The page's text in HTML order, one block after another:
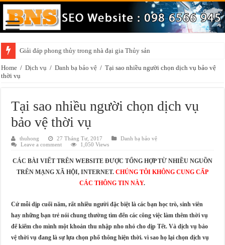
Giải đáp phong thủy trong nhà đại gia Thủy sản
Home / Dịch vụ / Danh bạ bảo vệ / Tại sao nhiều người chọn dịch vụ bảo vệ
thời vụ
Tại sao nhiều người chọn dịch vụ
bảo vệ thời vụ
thuhong 27 Tháng Tư, 2017
Danh bạ bảo vệ
Leave a comment
1,050 Views
CÁC BÀI VIẾT TRÊN WEBSITE ĐƯỢC TỔNG HỢP TỪ NHIỀU NGUỒN
TRÊN MẠNG XÃ HỘI, INTERNET. CHÚNG TÔI KHÔNG CUNG CẤP
CÁC THÔNG TIN NÀY.
Cứ mỗi dịp cuối năm, rất nhiều người đặc biệt là các bạn học trò, sinh viên
hay những bạn trẻ nói chung thường tìm đến các công việc làm thêm thời vụ
để kiếm cho mình một khoản thu nhập nho nhỏ cho dịp Tết. Và dịch vụ bảo
vệ thời vụ đang là sự lựa chọn phổ thông hiện thời. vì sao họ lại chọn dịch vụ